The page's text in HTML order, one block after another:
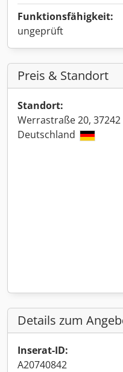
Funktionsfähigkeit:
ungeprüft
Preis & Standort
Standort:
Werrastraße 20,
Deutschland
Details zum
Inserat-ID:
A20740842